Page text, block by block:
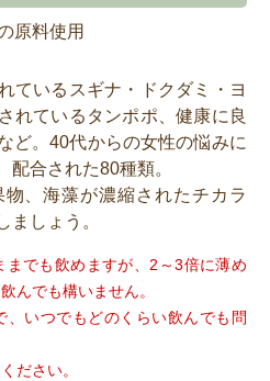
ているスギナ・ドクダミ・ヨ
れているタンポポ、健康に良
ど。40代からの女性の悩みに
配合された80種類。
、海藻が濃縮されたチカラ
ましょう。
でも飲めますが、2～3倍に薄め
んでも構いません。
いつでもどのくらい飲んでも問
ださい。